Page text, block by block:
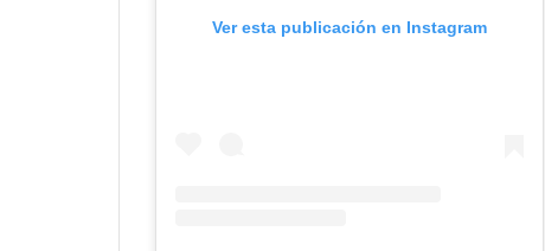
Ver esta publicación en Instagram